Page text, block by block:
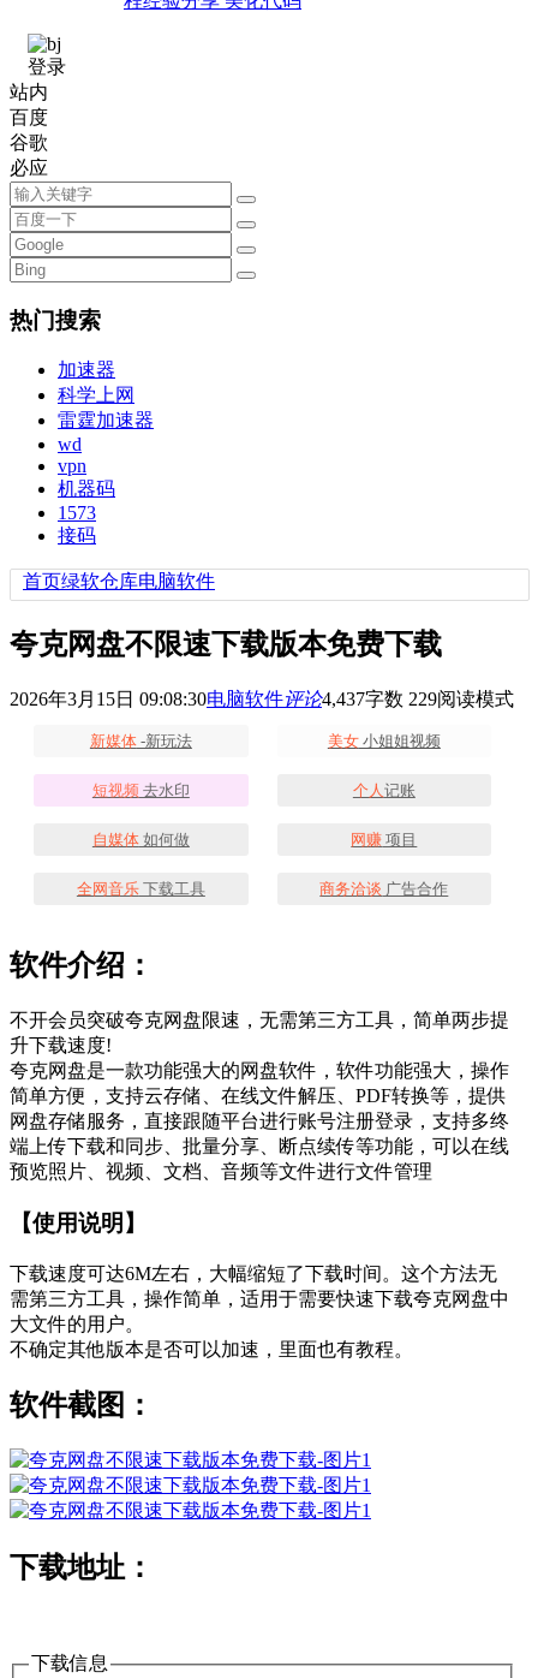
登录
站内
百度
谷歌
必应
热门搜索
加速器
科学上网
雷霆加速器
wd
vpn
机器码
1573
接码
首页绿软仓库电脑软件
夸克网盘不限速下载版本免费下载
2026年3月15日 09:08:30电脑软件评论4,437字数 229阅读模式
新媒体-新玩法 美女小姐姐视频
短视频去水印 个人记账
自媒体如何做 网赚 项目
全网音乐下载工具 商务洽谈 广告合作
软件介绍：
不开会员突破夸克网盘限速，无需第三方工具，简单两步提
升下载速度!
夸克网盘是一款功能强大的网盘软件，软件功能强大，操作
简单方便，支持云存储、在线文件解压、PDF转换等，提供
网盘存储服务，直接跟随平台进行账号注册登录，支持多终
端上传下载和同步、批量分享、断点续传等功能，可以在线
预览照片、视频、文档、音频等文件进行文件管理
【使用说明】
下载速度可达6M左右，大幅缩短了下载时间。这个方法无
需第三方工具，操作简单，适用于需要快速下载夸克网盘中
大文件的用户。
不确定其他版本是否可以加速，里面也有教程。
软件截图：
下载地址：
下载信息